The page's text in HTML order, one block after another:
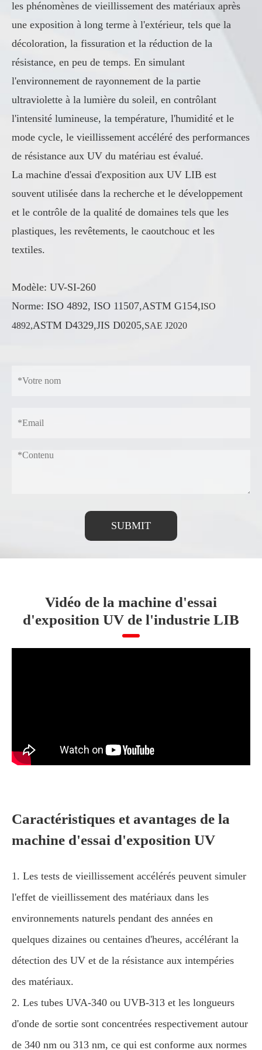
les phénomènes de vieillissement des matériaux après
une exposition à long terme à l'extérieur, tels que la
décoloration, la fissuration et la réduction de la
résistance, en peu de temps. En simulant
l'environnement de rayonnement de la partie
ultraviolette à la lumière du soleil, en contrôlant
l'intensité lumineuse, la température, l'humidité et le
mode cycle, le vieillissement accéléré des performances
de résistance aux UV du matériau est évalué.
La machine d'essai d'exposition aux UV LIB est
souvent utilisée dans la recherche et le développement
et le contrôle de la qualité de domaines tels que les
plastiques, les revêtements, le caoutchouc et les
textiles.
Modèle: UV-SI-260
Norme: ISO 4892, ISO 11507,ASTM G154,ISO
4892,ASTM D4329,JIS D0205,SAE J2020
SUBMIT
Vidéo de la machine d'essai
d'exposition UV de l'industrie LIB
Caractéristiques et avantages de la
machine d'essai d'exposition UV
1. Les tests de vieillissement accélérés peuvent simuler
l'effet de vieillissement des matériaux dans les
environnements naturels pendant des années en
quelques dizaines ou centaines d'heures, accélérant la
détection des UV et de la résistance aux intempéries
des matériaux.
2. Les tubes UVA-340 ou UVB-313 et les longueurs
d'onde de sortie sont concentrées respectivement autour
de 340 nm ou 313 nm, ce qui est conforme aux normes